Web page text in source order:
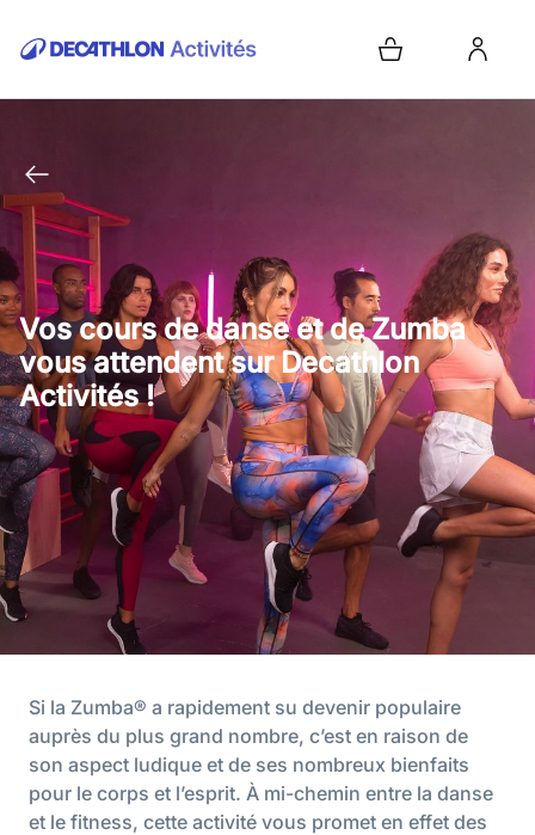
Vos cours de danse et de Zumba
vous attendent sur Decathlon
Activités !
Si la Zumba® a rapidement su devenir populaire
auprès du plus grand nombre, c’est en raison de
son aspect ludique et de ses nombreux bienfaits
pour le corps et l’esprit. À mi-chemin entre la danse
et le fitness, cette activité vous promet en effet des